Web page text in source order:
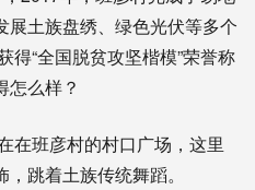
土族盘绣、绿色光伏等多个
得“全国脱贫攻坚楷模”荣誉称
怎么样？
班彦村的村口广场，这里
跳着土族传统舞蹈。